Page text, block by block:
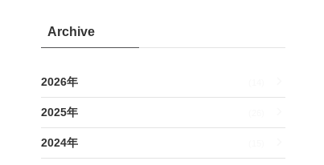
Archive
2026年
2025年
2024年